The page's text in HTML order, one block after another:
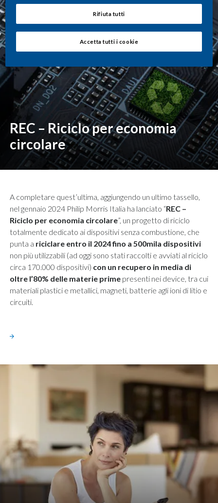
REC – Riciclo per economia
circolare
A completare quest’ultima, aggiungendo un ultimo tassello,
nel gennaio 2024 Philip Morris Italia ha lanciato “REC –
Riciclo per economia circolare”, un progetto di riciclo
totalmente dedicato ai dispositivi senza combustione, che
punta a riciclare entro il 2024 fino a 500mila dispositivi
non più utilizzabili (ad oggi sono stati raccolti e avviati al riciclo
circa 170.000 dispositivi) con un recupero in media di
oltre l’80% delle materie prime presenti nei device, tra cui
materiali plastici e metallici, magneti, batterie agli ioni di litio e
circuiti.
Rifiuta tutti
Accetta tutti i cookie